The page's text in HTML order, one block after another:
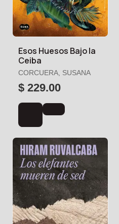
Esos Huesos Bajo la
Ceiba
CORCUERA, SUSANA
$ 229.00